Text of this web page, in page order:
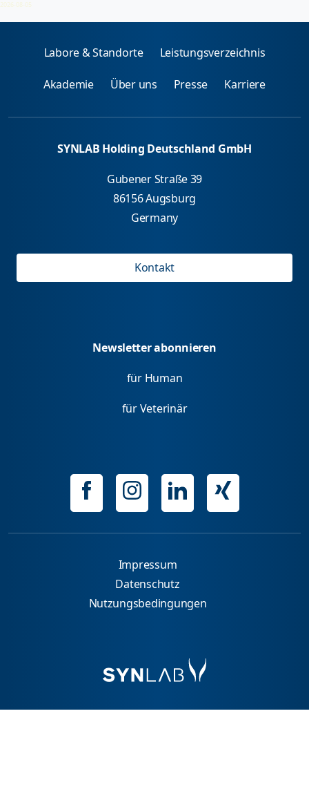
2026-08-05
Labore & Standorte Leistungsverzeichnis
Akademie Über uns Presse Karriere
SYNLAB Holding Deutschland GmbH
Gubener Straße 39
86156 Augsburg
Germany
Kontakt
Newsletter abonnieren
für Human
für Veterinär
Impressum
Datenschutz
Nutzungsbedingungen